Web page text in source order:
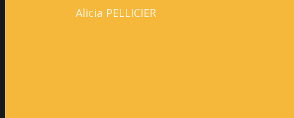
Alicia PELLICIER